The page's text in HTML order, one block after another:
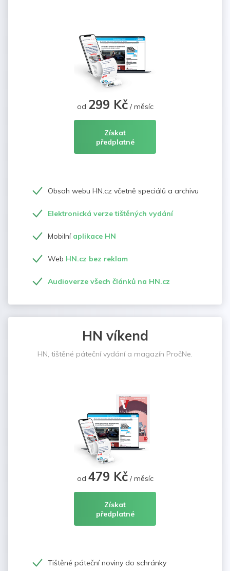
od 299 Kč/ měsíc
Získat
předplatné
Obsah webu HN.cz včetně speciálů a archivu
Elektronická verze tištěných vydání
Mobilní aplikace HN
Web HN.cz bez reklam
Audioverze všech článků na HN.cz
HN víkend
HN, tištěné páteční vydání a magazín PročNe.
od 479 Kč/ měsíc
Získat
předplatné
Tištěné páteční noviny do schránky